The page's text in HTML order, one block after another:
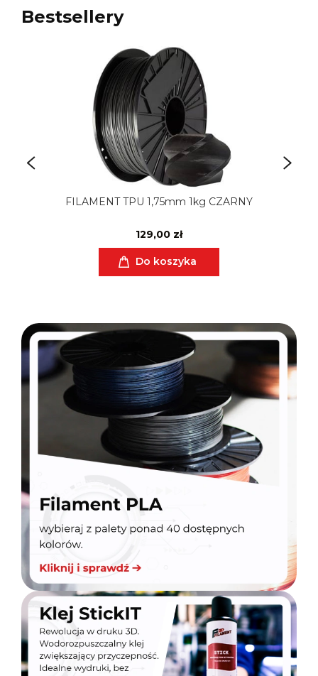
Bestsellery
FILAMENT TPU 1,75mm 1kg CZARNY
129,00 zł
Do koszyka